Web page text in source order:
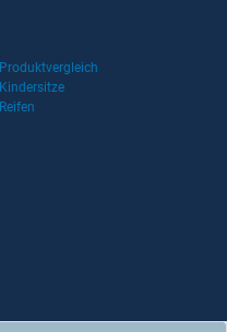
Produktvergleich
Kindersitze
Reifen